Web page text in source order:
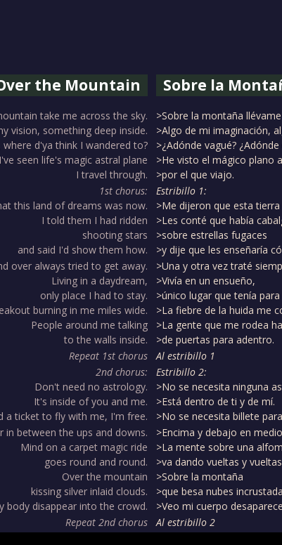
the Mountain Sobre la
take me across the sky.
vision, something deep inside.
d'ya think I wandered to?
I've seen life's magic astral plane
I travel through.
>Sobre la montaña
>Algo de mi imaginación,
>¿Adónde vagué?
>He visto el mágico plano
>por el que viajo.
1st chorus:
this land of dreams was now.
I told them I had ridden
shooting stars
and said I'd show them how.
Estribillo 1:
>Me dijeron que esta
>Les conté que había
>sobre estrellas fugaces
>y dije que les enseñaría
over always tried to get away.
Living in a daydream,
only place I had to stay.
burning in me miles wide.
People around me talking
to the walls inside.
>Una y otra vez traté
>Vivía en un ensueño,
>único lugar que tenía para
>La fiebre de la huida me
>La gente que me rodea
>de puertas para adentro.
Repeat 1st chorus
Al estribillo 1
2nd chorus:
Don't need no astrology.
It's inside of you and me.
a ticket to fly with me, I'm free.
Estribillo 2:
>No se necesita ninguna
>Está dentro de ti y de mí.
>No se necesita billete
in between the ups and downs.
Mind on a carpet magic ride
goes round and round.
Over the mountain
kissing silver inlaid clouds.
body disappear into the crowd.
>Encima y debajo en
>La mente sobre una
>va dando vueltas y
>Sobre la montaña
>que besa nubes
>Veo mi cuerpo
Repeat 2nd chorus
Al estribillo 2